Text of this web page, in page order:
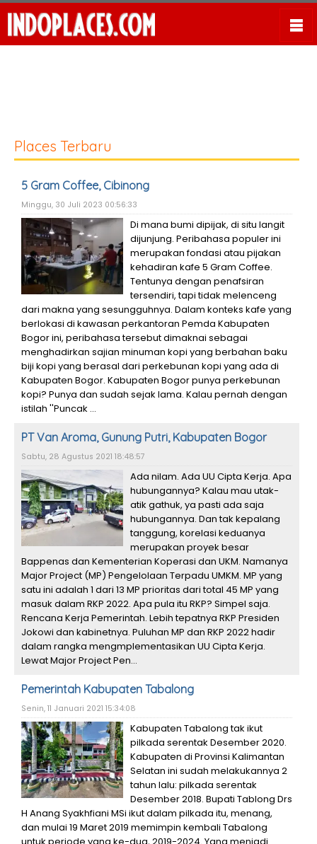
Places Terbaru
5 Gram Coffee, Cibinong
Minggu, 30 Juli 2023 00:56:33
Di mana bumi dipijak, di situ langit
dijunjung. Peribahasa populer ini
merupakan fondasi atau pijakan
kehadiran kafe 5 Gram Coffee.
Tentunya dengan penafsiran
tersendiri, tapi tidak melenceng
dari makna yang sesungguhnya. Dalam konteks kafe yang
berlokasi di kawasan perkantoran Pemda Kabupaten
Bogor ini, peribahasa tersebut dimaknai sebagai
menghadirkan sajian minuman kopi yang berbahan baku
biji kopi yang berasal dari perkebunan kopi yang ada di
Kabupaten Bogor. Kabupaten Bogor punya perkebunan
kopi? Punya dan sudah sejak lama. Kalau pernah dengan
istilah ''Puncak ...
PT Van Aroma, Gunung Putri, Kabupaten Bogor
Sabtu, 28 Agustus 2021 18:48:57
Ada nilam. Ada UU Cipta Kerja. Apa
hubungannya? Kalau mau utak-
atik gathuk, ya pasti ada saja
hubungannya. Dan tak kepalang
tanggung, korelasi keduanya
merupakan proyek besar
Bappenas dan Kementerian Koperasi dan UKM. Namanya
Major Project (MP) Pengelolaan Terpadu UMKM. MP yang
satu ini adalah 1 dari 13 MP prioritas dari total 45 MP yang
masuk dalam RKP 2022. Apa pula itu RKP? Simpel saja.
Rencana Kerja Pemerintah. Lebih tepatnya RKP Presiden
Jokowi dan kabinetnya. Puluhan MP dan RKP 2022 hadir
dalam rangka mengmplementasikan UU Cipta Kerja.
Lewat Major Project Pen...
Pemerintah Kabupaten Tabalong
Senin, 11 Januari 2021 15:34:08
Kabupaten Tabalong tak ikut
pilkada serentak Desember 2020.
Kabupaten di Provinsi Kalimantan
Selatan ini sudah melakukannya 2
tahun lalu: pilkada serentak
Desember 2018. Bupati Tablong Drs
H Anang Syakhfiani MSi ikut dalam pilkada itu, menang,
dan mulai 19 Maret 2019 memimpin kembali Tabalong